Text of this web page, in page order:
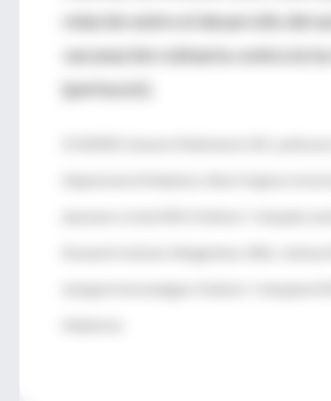
relación entre el desarrollo del
vacunación rutinaria contra la
(pertussis).